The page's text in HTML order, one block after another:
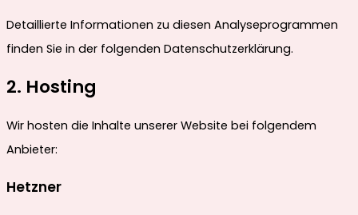
Detaillierte Informationen zu diesen Analyseprogrammen
finden Sie in der folgenden Datenschutzerklärung.
2. Hosting
Wir hosten die Inhalte unserer Website bei folgendem
Anbieter:
Hetzner